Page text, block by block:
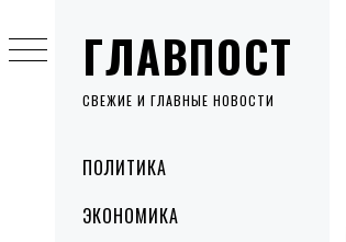
ГЛАВПОСТ
СВЕЖИЕ И ГЛАВНЫЕ НОВОСТИ
MenuПОЛИТИКА
ЭКОНОМИКА
to
content